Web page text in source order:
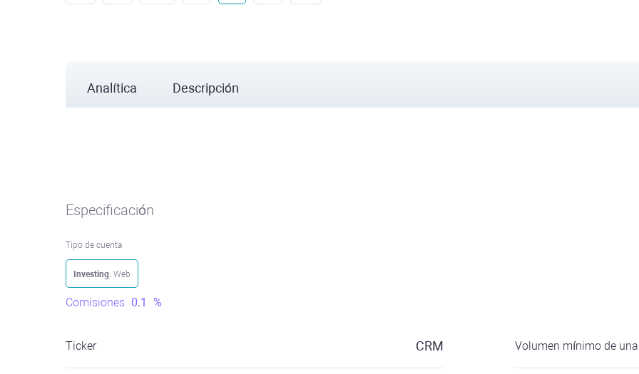
Analítica Descripción
Especificación
Tipo de cuenta
Investing: Web
Comisiones 0.1 %
Ticker CRM Volumen mínimo de